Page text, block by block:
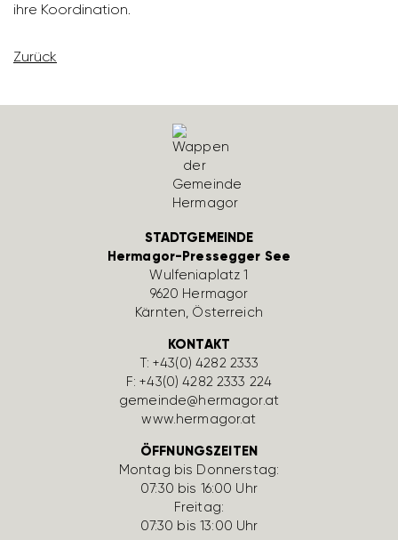
ihre Koor­di­na­tion.
Zurück
STADTGEMEINDE
Hermagor-Pressegger See
Wulfe­nia­platz 1
9620 Hermagor
Kärnten, Öster­reich
KONTAKT
T:+43(0) 4282 2333
F: +43(0) 4282 2333 224
gemeinde@hermagor.at
www.hermagor.at
ÖFFNUNGSZEITEN
Montag bis Donnerstag:
07:30 bis 16:00 Uhr
Freitag:
07:30 bis 13:00 Uhr